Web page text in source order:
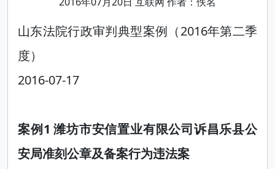
山东法院行政审判典型案例（2016年第二季
度）
2016-07-17
案例1 潍坊市安信置业有限公司诉昌乐县公
安局准刻公章及备案行为违法案